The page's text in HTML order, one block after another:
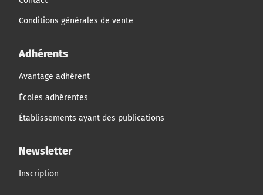
Conditions générales de vente
Adhérents
Avantage adhérent
Écoles adhérentes
Établissements ayant des publications
Newsletter
Inscription